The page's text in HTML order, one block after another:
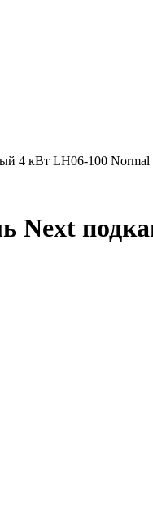
4 кВт LH06-100
Next